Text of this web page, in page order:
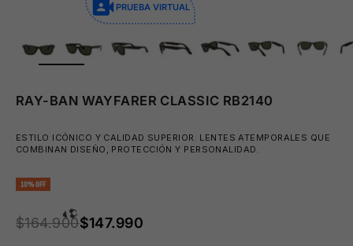
PRUEBA VIRTUAL
ZOOM
RAY-BAN WAYFARER CLASSIC RB2140
ESTILO ICÓNICO Y CALIDAD SUPERIOR. LENTES ATEMPORALES QUE
COMBINAN DISEÑO, PROTECCIÓN Y PERSONALIDAD.
10% OFF
PRECIO ANTERIOR:
$164.900$147.990